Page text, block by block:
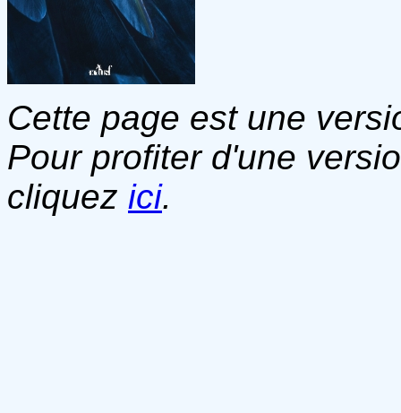
Cette page est une
Pour profiter d'une
cliquez ici.